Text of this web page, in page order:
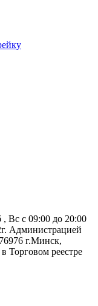
Вс c 09:00 до 20:00
Администрацией
г.Минск,
Торговом реестре